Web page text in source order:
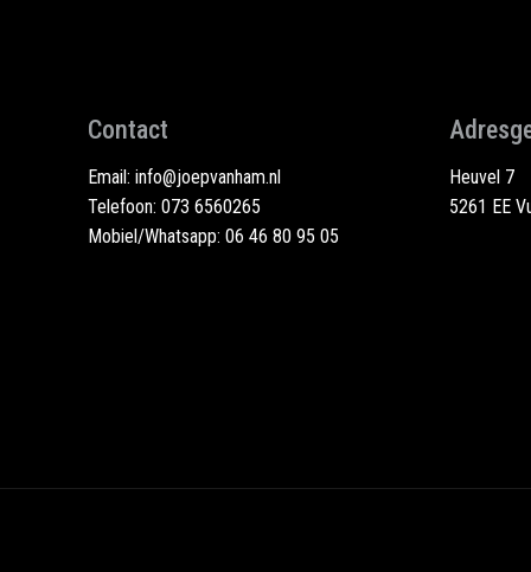
Contact
Email: info@joepvanham.nl
Telefoon: 073 6560265
Mobiel/Whatsapp: 06 46 80 95 05
Heuvel 7
5261 EE